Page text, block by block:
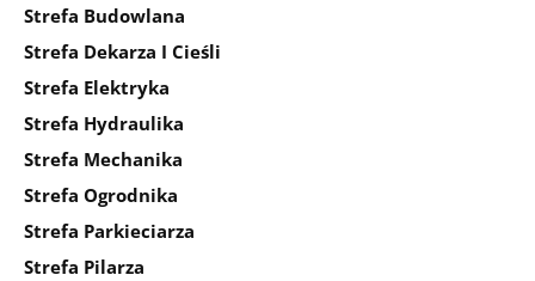
Strefa Budowlana
Strefa Dekarza I Cieśli
Strefa Elektryka
Strefa Hydraulika
Strefa Mechanika
Strefa Ogrodnika
Strefa Parkieciarza
Strefa Pilarza